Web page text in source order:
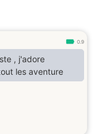
0.9
, j'adore
les aventure